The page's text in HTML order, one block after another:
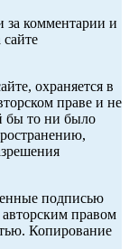
за комментарии и
охраняется в
праве и не
бы то ни было
подписью
правом
Копирование